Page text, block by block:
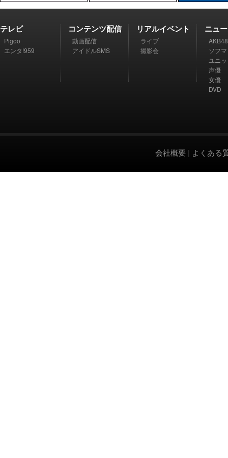
テレビ
Pigoo
エンタ!959
コンテンツ配信
動画配信
アイドルSMS
リアルイベント
ライブ
撮影会
ニュ
AKB48
ソフ
ユニ
声優
女優
DVD
会社概要 | よくある